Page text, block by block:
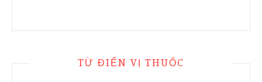
TỪ ĐIỂN VỊ THUỐC